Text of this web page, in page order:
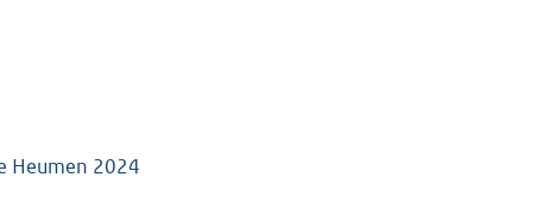
Heumen 2024